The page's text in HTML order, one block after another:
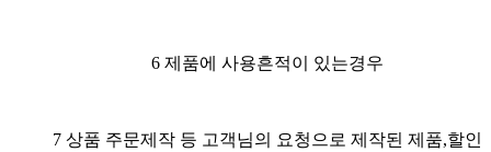
6 제품에 사용흔적이 있는경우
7 상품 주문제작 등 고객님의 요청으로 제작된 제품,할인